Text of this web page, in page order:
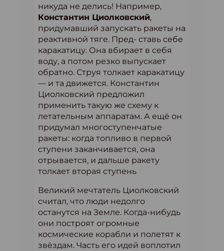
никуда не делись! Например,
Константин Циолковский,
придумавший запускать ракеты на
реактивной тяге. Пред- ставь себе
каракатицу. Она вбирает в себя
воду, а потом резко выпускает
обратно. Струя толкает каракатицу
— и та движется. Константин
Циолковский предложил
применить такую же схему к
летательным аппаратам. А ещё он
придумал многоступенчатые
ракеты: когда топливо в первой
ступени заканчивается, она
отрывается, и дальше ракету
толкает вторая ступень
Великий мечтатель Циолковский
считал, что люди недолго
останутся на Земле. Когда-нибудь
они построят огромные
космические корабли и полетят к
звёздам. Часть его идей воплотил